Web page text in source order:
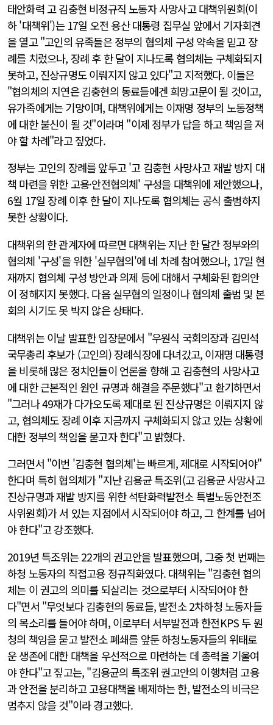
태안화력 고 김충현 비정규직 노동자 사망사고 대책위원회(이
하 '대책위')는 17일 오전 용산 대통령 집무실 앞에서 기자회견
을 열고 "고인의 유족들은 정부의 협의체 구성 약속을 믿고 장
례를 치렀으나, 장례 후 한 달이 지나도록 협의체는 구체화되지
못하고, 진상규명도 이뤄지지 않고 있다"고 지적했다. 이들은
"협의체의 지연은 김충현의 동료들에겐 희망고문이 될 것이고,
유가족에게는 기망이며, 대책위에게는 이재명 정부의 노동정책
에 대한 불신이 될 것"이라며 "이제 정부가 답을 하고 책임을 져
야 할 차례"라고 짚었다.
정부는 고인의 장례를 앞두고 '고 김충현 사망사고 재발 방지 대
책 마련을 위한 고용·안전협의체' 구성을 대책위에 제안했으나,
6월 17일 장례 이후 한 달이 지나도록 협의체는 공식 출범하지
못한 상황이다.
대책위의 한 관계자에 따르면 대책위는 지난 한 달간 정부와의
협의체 '구성'을 위한 '실무협의'에 네 차례 참여했으나, 17일 현
재까지 협의체 구성 방안과 의제 등에 대해서 구체화된 합의안
이 정해지지 못했다. 다음 실무협의 일정이나 협의체 출범 및 본
회의 시기도 못 박지 않은 상태다.
대책위는 이날 발표한 입장문에서 "우원식 국회의장과 김민석
국무총리 후보가 (고인의) 장례식장에 다녀갔고, 이재명 대통령
을 비롯해 많은 정치인들이 언론을 향해 고 김충현의 사망사고
에 대한 근본적인 원인 규명과 해결을 주문했다"고 환기하면서
"그러나 49재가 다가오도록 제대로 된 진상규명은 이뤄지지 않
고, 협의체도 장례 이후 지금까지 구체화되지 않고 있는 상황에
대한 정부의 책임을 묻고자 한다"고 밝혔다.
그러면서 "이번 '김충현 협의체'는 빠르게, 제대로 시작되어야"
한다며 특히 협의체가 "지난 김용균 특조위(고 김용균 사망사고
진상규명과 재발 방지를 위한 석탄화력발전소 특별노동안전조
사위원회)가 서 있는 지점에서 시작되어야 하고, 그 한계를 넘어
야 한다"고 강조했다.
2019년 특조위는 22개의 권고안을 발표했으며, 그중 첫 번째는
하청 노동자의 직접고용 정규직화였다. 대책위는 "김충현 협의
체는 이 권고의 의미를 되살리는 것으로부터 시작되어야 한
다"면서 "무엇보다 김충현의 동료들, 발전소 2차하청 노동자들
의 목소리를 들어야 하며, 이로부터 서부발전과 한전KPS 두 원
청의 책임을 묻고 발전소 폐쇄를 앞둔 하청노동자들의 위태로
운 생존에 대한 대책을 우선적으로 마련하는 데 총력을 기울여
야 한다"고 짚고는, "김용균의 특조위 권고안의 이행처럼 고용
과 안전을 분리하고 고용대책을 배제하는 한, 발전소의 비극은
멈추지 않을 것"이라 경고했다.